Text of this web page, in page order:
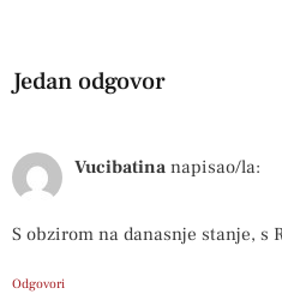
Jedan odgovor
Vucibatina napisao/la:
S obzirom na danasnje stanje,
Odgovori